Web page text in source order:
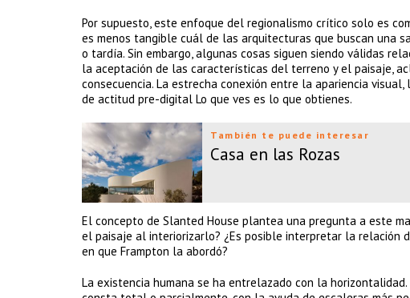
Por supuesto, este enfoque del regionalismo crítico solo es
es menos tangible cuál de las arquitecturas que buscan una
o tardía. Sin embargo, algunas cosas siguen siendo válidas
la aceptación de las características del terreno y el paisaje,
consecuencia. La estrecha conexión entre la apariencia
de actitud pre-digital Lo que ves es lo que obtienes.
También te puede interesar
Casa en las Rozas
El concepto de Slanted House plantea una pregunta a este
el paisaje al interiorizarlo? ¿Es posible interpretar la relación
en que Frampton la abordó?
La existencia humana se ha entrelazado con la